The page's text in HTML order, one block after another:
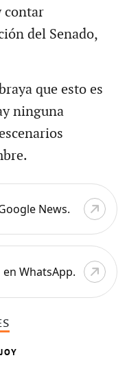
contar
del Senado,
que esto es
ninguna
News.
en WhatsApp.